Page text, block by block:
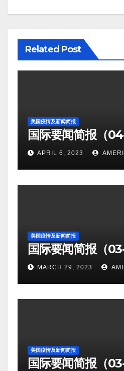
Related Post
美国疫情及新闻简报
国际要闻简报（
APRIL 6, 2023
美国疫情及新闻简报
国际要闻简报（
MARCH 29, 2023
美国疫情及新闻简报
国际要闻简报（